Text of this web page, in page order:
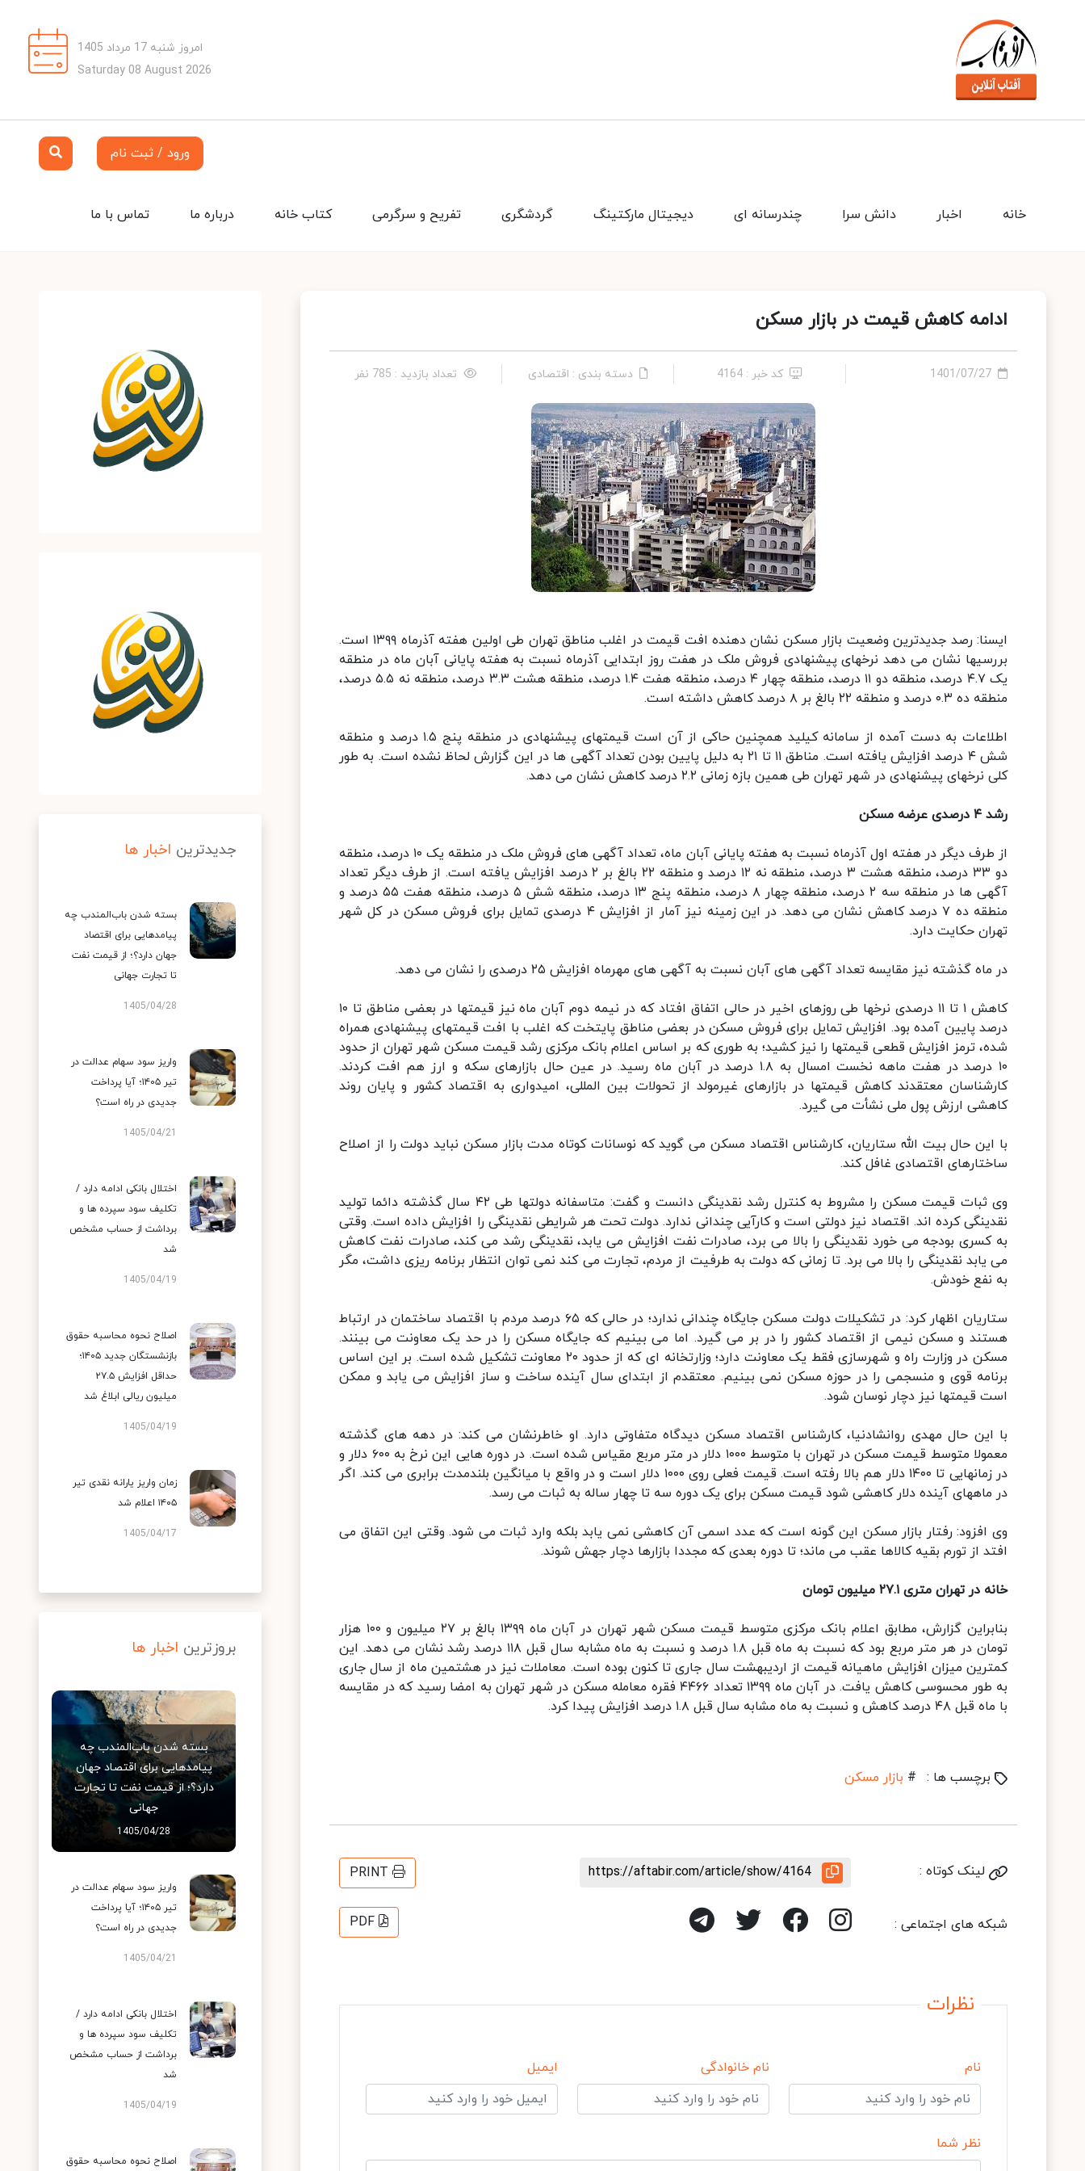
امروز شنبه 17 مرداد 1405
Saturday 08 August 2026
ورود / ثبت نام
تماس با ما درباره ما کتاب خانه تفریح و سرگرمی گردشگری دیجیتال مارکتینگ چندرسانه ای دانش سرا اخبار خانه
ادامه کاهش قیمت در بازار مسکن
1401/07/27 کد خبر : 4164 دسته بندی : اقتصادی تعداد بازدید : 785 نفر
ایسنا: رصد جدیدترین وضعیت بازار مسکن نشان دهنده افت قیمت در اغلب مناطق تهران طی اولین هفته آذرماه ۱۳۹۹ است.
بررسیها نشان می دهد نرخهای پیشنهادی فروش ملک در هفت روز ابتدایی آذرماه نسبت به هفته پایانی آبان ماه در منطقه
یک ۴.۷ درصد، منطقه دو ۱۱ درصد، منطقه چهار ۴ درصد، منطقه هفت ۱.۴ درصد، منطقه هشت ۳.۳ درصد، منطقه نه ۵.۵ درصد،
منطقه ده ۰.۳ درصد و منطقه ۲۲ بالغ بر ۸ درصد کاهش داشته است.
اطلاعات به دست آمده از سامانه کیلید همچنین حاکی از آن است قیمتهای پیشنهادی در منطقه پنج ۱.۵ درصد و منطقه
شش ۴ درصد افزایش یافته است. مناطق ۱۱ تا ۲۱ به دلیل پایین بودن تعداد آگهی ها در این گزارش لحاظ نشده است. به طور
کلی نرخهای پیشنهادی در شهر تهران طی همین بازه زمانی ۲.۲ درصد کاهش نشان می دهد.
رشد ۴ درصدی عرضه مسکن
از طرف دیگر در هفته اول آذرماه نسبت به هفته پایانی آبان ماه، تعداد آگهی های فروش ملک در منطقه یک ۱۰ درصد، منطقه
دو ۳۳ درصد، منطقه هشت ۳ درصد، منطقه نه ۱۲ درصد و منطقه ۲۲ بالغ بر ۲ درصد افزایش یافته است. از طرف دیگر تعداد
آگهی ها در منطقه سه ۲ درصد، منطقه چهار ۸ درصد، منطقه پنج ۱۳ درصد، منطقه شش ۵ درصد، منطقه هفت ۵۵ درصد و
منطقه ده ۷ درصد کاهش نشان می دهد. در این زمینه نیز آمار از افزایش ۴ درصدی تمایل برای فروش مسکن در کل شهر
تهران حکایت دارد.
در ماه گذشته نیز مقایسه تعداد آگهی های آبان نسبت به آگهی های مهرماه افزایش ۲۵ درصدی را نشان می دهد.
کاهش ۱ تا ۱۱ درصدی نرخها طی روزهای اخیر در حالی اتفاق افتاد که در نیمه دوم آبان ماه نیز قیمتها در بعضی مناطق تا ۱۰
درصد پایین آمده بود. افزایش تمایل برای فروش مسکن در بعضی مناطق پایتخت که اغلب با افت قیمتهای پیشنهادی همراه
شده، ترمز افزایش قطعی قیمتها را نیز کشید؛ به طوری که بر اساس اعلام بانک مرکزی رشد قیمت مسکن شهر تهران از حدود
۱۰ درصد در هفت ماهه نخست امسال به ۱.۸ درصد در آبان ماه رسید. در عین حال بازارهای سکه و ارز هم افت کردند.
کارشناسان معتقدند کاهش قیمتها در بازارهای غیرمولد از تحولات بین المللی، امیدواری به اقتصاد کشور و پایان روند
کاهشی ارزش پول ملی نشأت می گیرد.
با این حال بیت الله ستاریان، کارشناس اقتصاد مسکن می گوید که نوسانات کوتاه مدت بازار مسکن نباید دولت را از اصلاح
ساختارهای اقتصادی غافل کند.
وی ثبات قیمت مسکن را مشروط به کنترل رشد نقدینگی دانست و گفت: متاسفانه دولتها طی ۴۲ سال گذشته دائما تولید
نقدینگی کرده اند. اقتصاد نیز دولتی است و کارآیی چندانی ندارد. دولت تحت هر شرایطی نقدینگی را افزایش داده است. وقتی
به کسری بودجه می خورد نقدینگی را بالا می برد، صادرات نفت افزایش می یابد، نقدینگی رشد می کند، صادرات نفت کاهش
می یابد نقدینگی را بالا می برد. تا زمانی که دولت به طرفیت از مردم، تجارت می کند نمی توان انتظار برنامه ریزی داشت، مگر
به نفع خودش.
ستاریان اظهار کرد: در تشکیلات دولت مسکن جایگاه چندانی ندارد؛ در حالی که ۶۵ درصد مردم با اقتصاد ساختمان در ارتباط
هستند و مسکن نیمی از اقتصاد کشور را در بر می گیرد. اما می بینیم که جایگاه مسکن را در حد یک معاونت می بینند.
مسکن در وزارت راه و شهرسازی فقط یک معاونت دارد؛ وزارتخانه ای که از حدود ۲۰ معاونت تشکیل شده است. بر این اساس
برنامه قوی و منسجمی را در حوزه مسکن نمی بینیم. معتقدم از ابتدای سال آینده ساخت و ساز افزایش می یابد و ممکن
است قیمتها نیز دچار نوسان شود.
با این حال مهدی روانشادنیا، کارشناس اقتصاد مسکن دیدگاه متفاوتی دارد. او خاطرنشان می کند: در دهه های گذشته
معمولا متوسط قیمت مسکن در تهران با متوسط ۱۰۰۰ دلار در متر مربع مقیاس شده است. در دوره هایی این نرخ به ۶۰۰ دلار و
در زمانهایی تا ۱۴۰۰ دلار هم بالا رفته است. قیمت فعلی روی ۱۰۰۰ دلار است و در واقع با میانگین بلندمدت برابری می کند. اگر
در ماههای آینده دلار کاهشی شود قیمت مسکن برای یک دوره سه تا چهار ساله به ثبات می رسد.
وی افزود: رفتار بازار مسکن این گونه است که عدد اسمی آن کاهشی نمی یابد بلکه وارد ثبات می شود. وقتی این اتفاق می
افتد از تورم بقیه کالاها عقب می ماند؛ تا دوره بعدی که مجددا بازارها دچار جهش شوند.
خانه در تهران متری ۲۷.۱ میلیون تومان
بنابراین گزارش، مطابق اعلام بانک مرکزی متوسط قیمت مسکن شهر تهران در آبان ماه ۱۳۹۹ بالغ بر ۲۷ میلیون و ۱۰۰ هزار
تومان در هر متر مربع بود که نسبت به ماه قبل ۱.۸ درصد و نسبت به ماه مشابه سال قبل ۱۱۸ درصد رشد نشان می دهد. این
کمترین میزان افزایش ماهیانه قیمت از اردیبهشت سال جاری تا کنون بوده است. معاملات نیز در هشتمین ماه از سال جاری
به طور محسوسی کاهش یافت. در آبان ماه ۱۳۹۹ تعداد ۴۴۶۶ فقره معامله مسکن در شهر تهران به امضا رسید که در مقایسه
با ماه قبل ۴۸ درصد کاهش و نسبت به ماه مشابه سال قبل ۱.۸ درصد افزایش پیدا کرد.
برچسب ها : # بازار مسکن
لینک کوتاه : https://aftabir.com/article/show/4164
PRINT
شبکه های اجتماعی : PDF
نظرات
نام نام خانوادگی ایمیل
نظر شما
جدیدترین اخبار ها
بسته شدن باب‌المندب چه
پیامدهایی برای اقتصاد
جهان دارد؟؛ از قیمت نفت
تا تجارت جهانی
1405/04/28
واریز سود سهام عدالت در
تیر ۱۴۰۵؛ آیا پرداخت
جدیدی در راه است؟
1405/04/21
اختلال بانکی ادامه دارد /
تکلیف سود سپرده ها و
برداشت از حساب مشخص
شد
1405/04/19
اصلاح نحوه محاسبه حقوق
بازنشستگان جدید ۱۴۰۵؛
حداقل افزایش ۲۷.۵
میلیون ریالی ابلاغ شد
1405/04/19
زمان واریز یارانه نقدی تیر
۱۴۰۵ اعلام شد
1405/04/17
بروزترین اخبار ها
بسته شدن باب‌المندب چه
پیامدهایی برای اقتصاد جهان
دارد؟؛ از قیمت نفت تا تجارت
جهانی
1405/04/28
واریز سود سهام عدالت در
تیر ۱۴۰۵؛ آیا پرداخت
جدیدی در راه است؟
1405/04/21
اختلال بانکی ادامه دارد /
تکلیف سود سپرده ها و
برداشت از حساب مشخص
شد
1405/04/19
اصلاح نحوه محاسبه حقوق